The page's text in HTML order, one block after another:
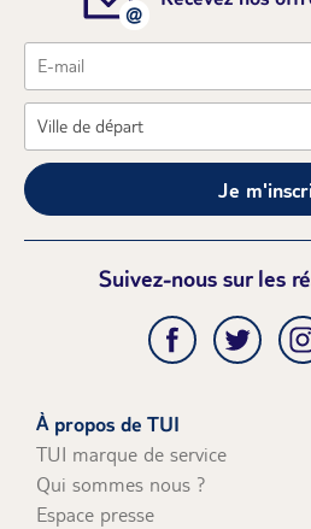
Je
Suivez-nous sur les
À propos de TUI
TUI marque de service
Qui sommes nous ?
Espace presse